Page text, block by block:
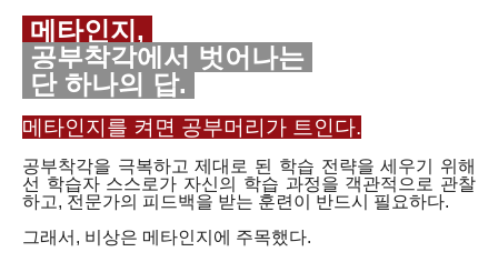
메타인지,
공부착각에서 벗어나는
단 하나의 답.
메타인지를 켜면 공부머리가 트인다.
공부착각을 극복하고 제대로 된 학습 전략을 세우기 위해
선 학습자 스스로가 자신의 학습 과정을 객관적으로 관찰
하고, 전문가의 피드백을 받는 훈련이 반드시 필요하다.
그래서, 비상은 메타인지에 주목했다.